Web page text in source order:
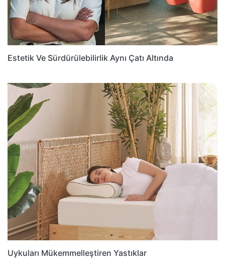
Estetik Ve Sürdürülebilirlik Aynı Çatı Altında
Uykuları Mükemmelleştiren Yastıklar